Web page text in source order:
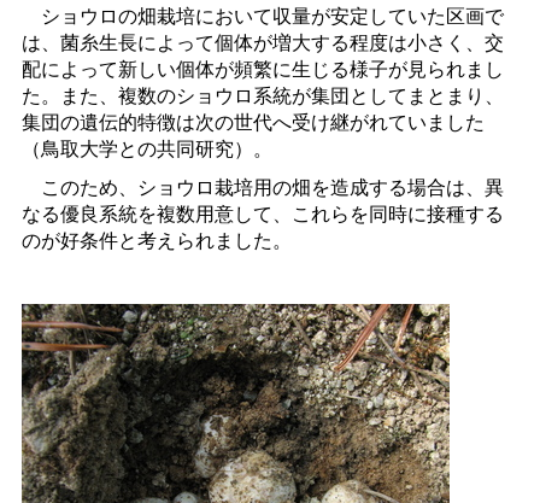
ショウロの畑栽培において収量が安定していた区画で
は、菌糸生長によって個体が増大する程度は小さく、交
配によって新しい個体が頻繁に生じる様子が見られまし
た。また、複数のショウロ系統が集団としてまとまり、
集団の遺伝的特徴は次の世代へ受け継がれていました
（鳥取大学との共同研究）。
このため、ショウロ栽培用の畑を造成する場合は、異
なる優良系統を複数用意して、これらを同時に接種する
のが好条件と考えられました。